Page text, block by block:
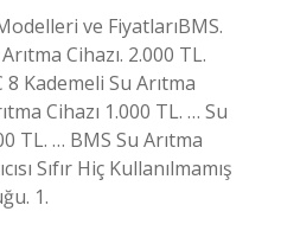
ve FiyatlarıBMS.
Cihazı. 2.000 TL.
Kademeli Su Arıtma
Cihazı 1.000 TL. … Su
TL. … BMS Su Arıtma
Sıfır Hiç Kullanılmamış
1.